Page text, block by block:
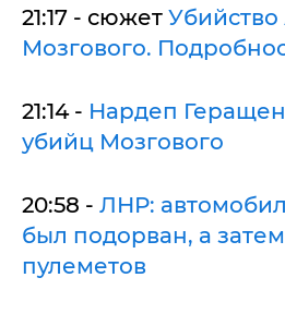
21:17 - сюжет Убийство
Мозгового.
21:14 - Нардеп
убийц Мозгового
20:58 - ЛНР:
был подорван, а
пулеметов